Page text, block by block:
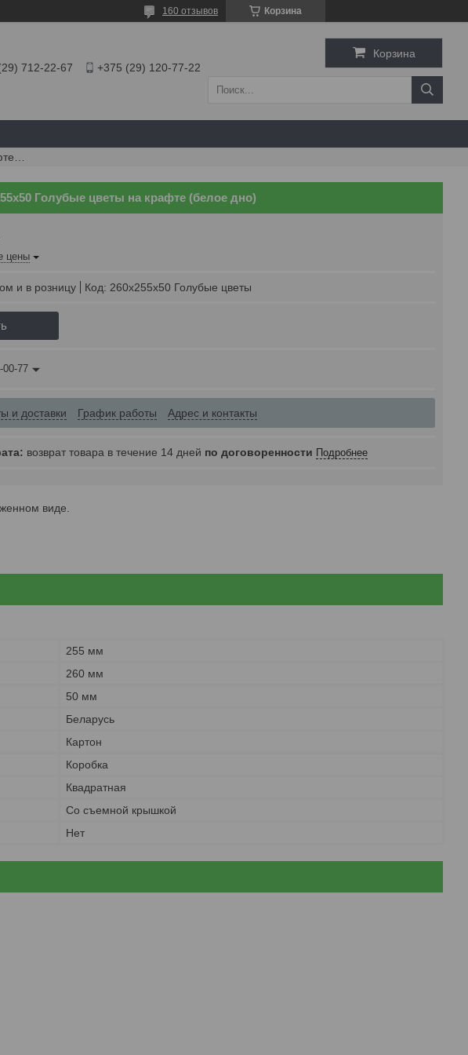
Корзина
160 отзывов
712-22-67 +375 (29) 120-77-22
Корзина
Голубые цветы на крафте (белое дно)
цены
и в розницу Код: 260х255х50 Голубые цветы
00-77
и доставки График работы Адрес и контакты
возврат товара в течение 14 дней по договоренности Подробнее
виде.
255 мм
260 мм
50 мм
Беларусь
Картон
Коробка
Квадратная
Со съемной крышкой
Нет